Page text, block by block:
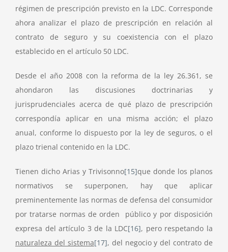
régimen de prescripción previsto en la LDC. Corresponde
ahora analizar el plazo de prescripción en relación al
contrato de seguro y su coexistencia con el plazo
establecido en el artículo 50 LDC.
Desde el año 2008 con la reforma de la ley 26.361, se
ahondaron las discusiones doctrinarias y
jurisprudenciales acerca de qué plazo de prescripción
correspondía aplicar en una misma acción; el plazo
anual, conforme lo dispuesto por la ley de seguros, o el
plazo trienal contenido en la LDC.
Tienen dicho Arias y Trivisonno[15]que donde los planos
normativos se superponen, hay que aplicar
preminentemente las normas de defensa del consumidor
por tratarse normas de orden público y por disposición
expresa del artículo 3 de la LDC[16], pero respetando la
naturaleza del sistema[17], del negocio y del contrato de